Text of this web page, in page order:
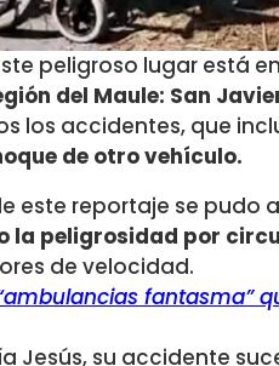
peligroso lugar está
del Maule: San
los accidentes, que
de otro vehículo.
este reportaje se
la peligrosidad por
de velocidad.
fantasma”
Jesús, su accidente